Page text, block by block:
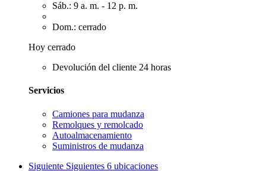
Sáb.: 9 a. m. - 12 p. m.
Dom.: cerrado
Hoy cerrado
Devolución del cliente 24 horas
Servicios
Camiones para mudanza
Remolques y remolcado
Autoalmacenamiento
Suministros de mudanza
Siguiente Siguientes 6 ubicaciones